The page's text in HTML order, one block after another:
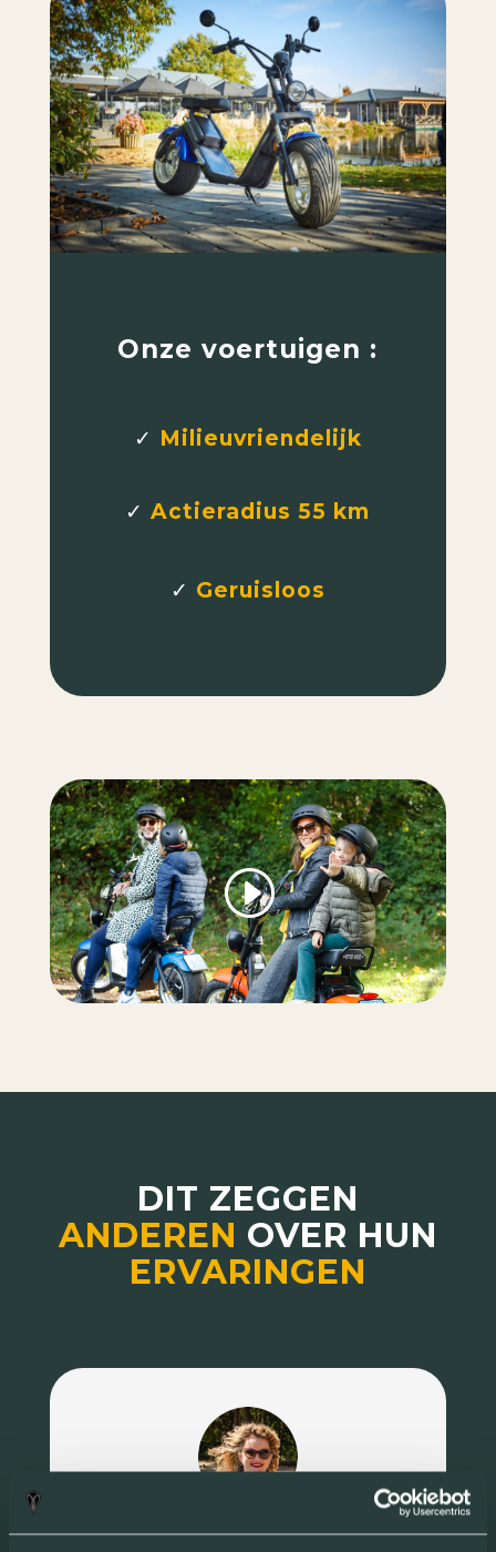
Onze voertuigen :
✓ Milieuvriendelijk
✓Actieradius 55 km
✓ Geruisloos
DIT ZEGGEN
ANDEREN OVER HUN
ERVARINGEN
“Superleukuitje om met een groep te